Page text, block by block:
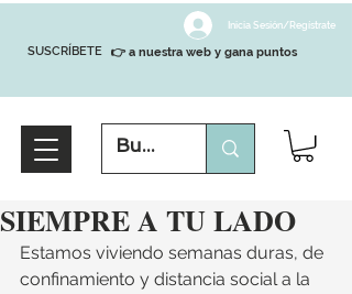
SUSCRÍBETE
Inicia Sesión/Regístrate
👉 a nuestra web y gana puntos
SIEMPRE A TU LADO
Estamos viviendo semanas duras, de
confinamiento y distancia social a la